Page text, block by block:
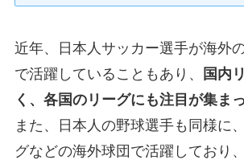
近年、日本人サッカー選手が海外
で活躍していることもあり、
国内
く、各国のリーグにも注目が集ま
また、日本人の野球選手も同様に
グなどの海外球団で活躍しており